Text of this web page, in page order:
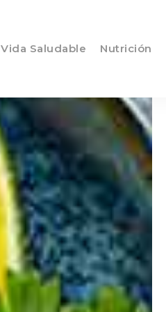
Vida Saludable Nutrición